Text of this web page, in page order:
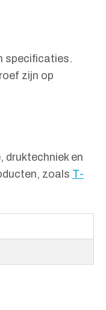
specificaties.
zijn op
druktechniek en
zoals T-